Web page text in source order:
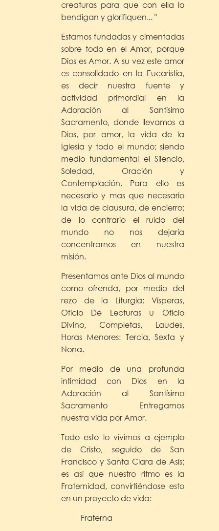
creaturas para que con ella lo
bendigan y glorifiquen... "
Estamos fundadas y cimentadas
sobre todo en el Amor, porque
Dios es Amor. A su vez este amor
es consolidado en la Eucaristía,
es decir nuestra fuente y
actividad primordial en la
Adoración al Santísimo
Sacramento, donde llevamos a
Dios, por amor, la vida de la
Iglesia y todo el mundo; siendo
medio fundamental el Silencio,
Soledad, Oración y
Contemplación. Para ello es
necesario y mas que necesario
la vida de clausura, de encierro;
de lo contrario el ruido del
mundo no nos dejaría
concentrarnos en nuestra
misión.
Presentamos ante Dios al mundo
como ofrenda, por medio del
rezo de la Liturgia: Vísperas,
Oficio De Lecturas u Oficio
Divino, Completas, Laudes,
Horas Menores: Tercia, Sexta y
Nona.
Por medio de una profunda
intimidad con Dios en la
Adoración al Santísimo
Sacramento Entregamos
nuestra vida por Amor.
Todo esto lo vivimos a ejemplo
de Cristo, seguido de San
Francisco y Santa Clara de Asís;
es así que nuestro ritmo es la
Fraternidad, convirtiéndose esto
en un proyecto de vida:
Fraterna